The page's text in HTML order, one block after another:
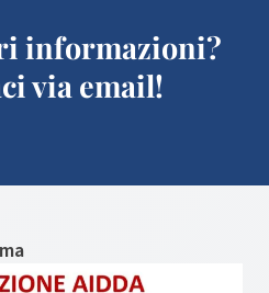
informazioni?
via email!